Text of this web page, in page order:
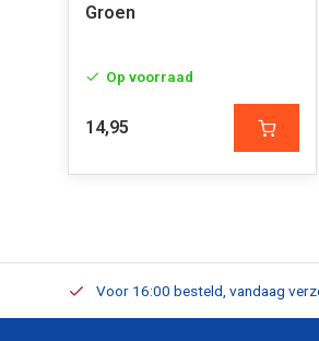
Groen
Op voorraad
14,95
Voor 16:00 besteld, vandaag